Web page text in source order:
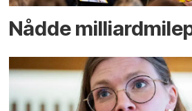
Nådde